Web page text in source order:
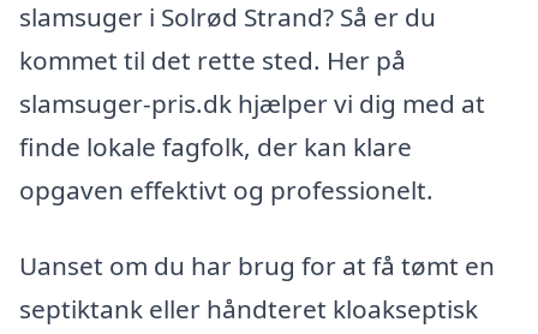
slamsuger i Solrød Strand? Så er du
kommet til det rette sted. Her på
slamsuger-pris.dk hjælper vi dig med at
finde lokale fagfolk, der kan klare
opgaven effektivt og professionelt.
Uanset om du har brug for at få tømt en
septiktank eller håndteret kloakseptisk